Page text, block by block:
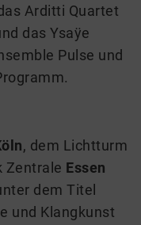
Arditti Quartet
das Ysaÿe
Pulse und
, dem Lichtturm
Zentrale Essen
dem Titel
und Klangkunst